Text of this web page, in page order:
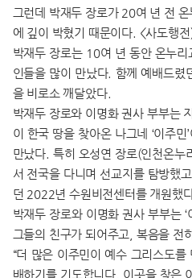
그런데 박재두 장로가 20여 년 전
에 깊이 박혔기 때문이다. <사도행
박재두 장로는 10여 년 동안 온누
인들을 많이 만났다. 함께 예배드
을 비로소 깨달았다.
박재두 장로와 이명화 권사 부부는
이 한국 땅을 찾아온 나그네 ‘이주
만났다. 특히 오성연 장로(인천온누
서 전국을 다니며 선교지를 탐방했
던 2022년 수원비전센터를 개원했
박재두 장로와 이명화 권사 부부는
그들의 친구가 되어주고, 복음을 전
“더 많은 이주민이 예수 그리스도
배하기를 기도합니다. 이곳을 찾은